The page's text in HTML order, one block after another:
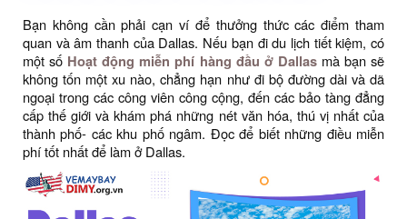
Bạn không cần phải cạn ví để thưởng thức các điểm tham
quan và âm thanh của Dallas. Nếu bạn đi du lịch tiết kiệm, có
một số Hoạt động miễn phí hàng đầu ở Dallasmà bạn sẽ
không tốn một xu nào, chẳng hạn như đi bộ đường dài và dã
ngoại trong các công viên công cộng, đến các bảo tàng đẳng
cấp thế giới và khám phá những nét văn hóa, thú vị nhất của
thành phố- các khu phố ngâm. Đọc để biết những điều miễn
phí tốt nhất để làm ở Dallas.